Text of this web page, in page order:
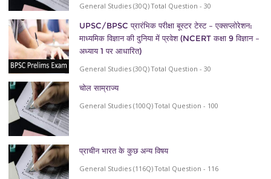
General Studies (30Q) Total Question - 30
UPSC/BPSC प्रारंभिक परीक्षा बूस्टर टेस्ट – एक्सप्लोरेशन:
माध्यमिक विज्ञान की दुनिया में प्रवेश (NCERT कक्षा 9 विज्ञान –
अध्याय 1 पर आधारित)
General Studies (30Q) Total Question - 30
चोल साम्राज्य
General Studies (100Q) Total Question - 100
प्राचीन भारत के कुछ अन्य विषय
General Studies (116Q) Total Question - 116